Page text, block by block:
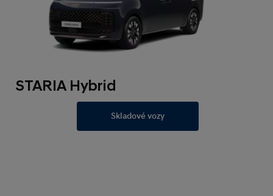
STARIA Hybrid
Skladové vozy